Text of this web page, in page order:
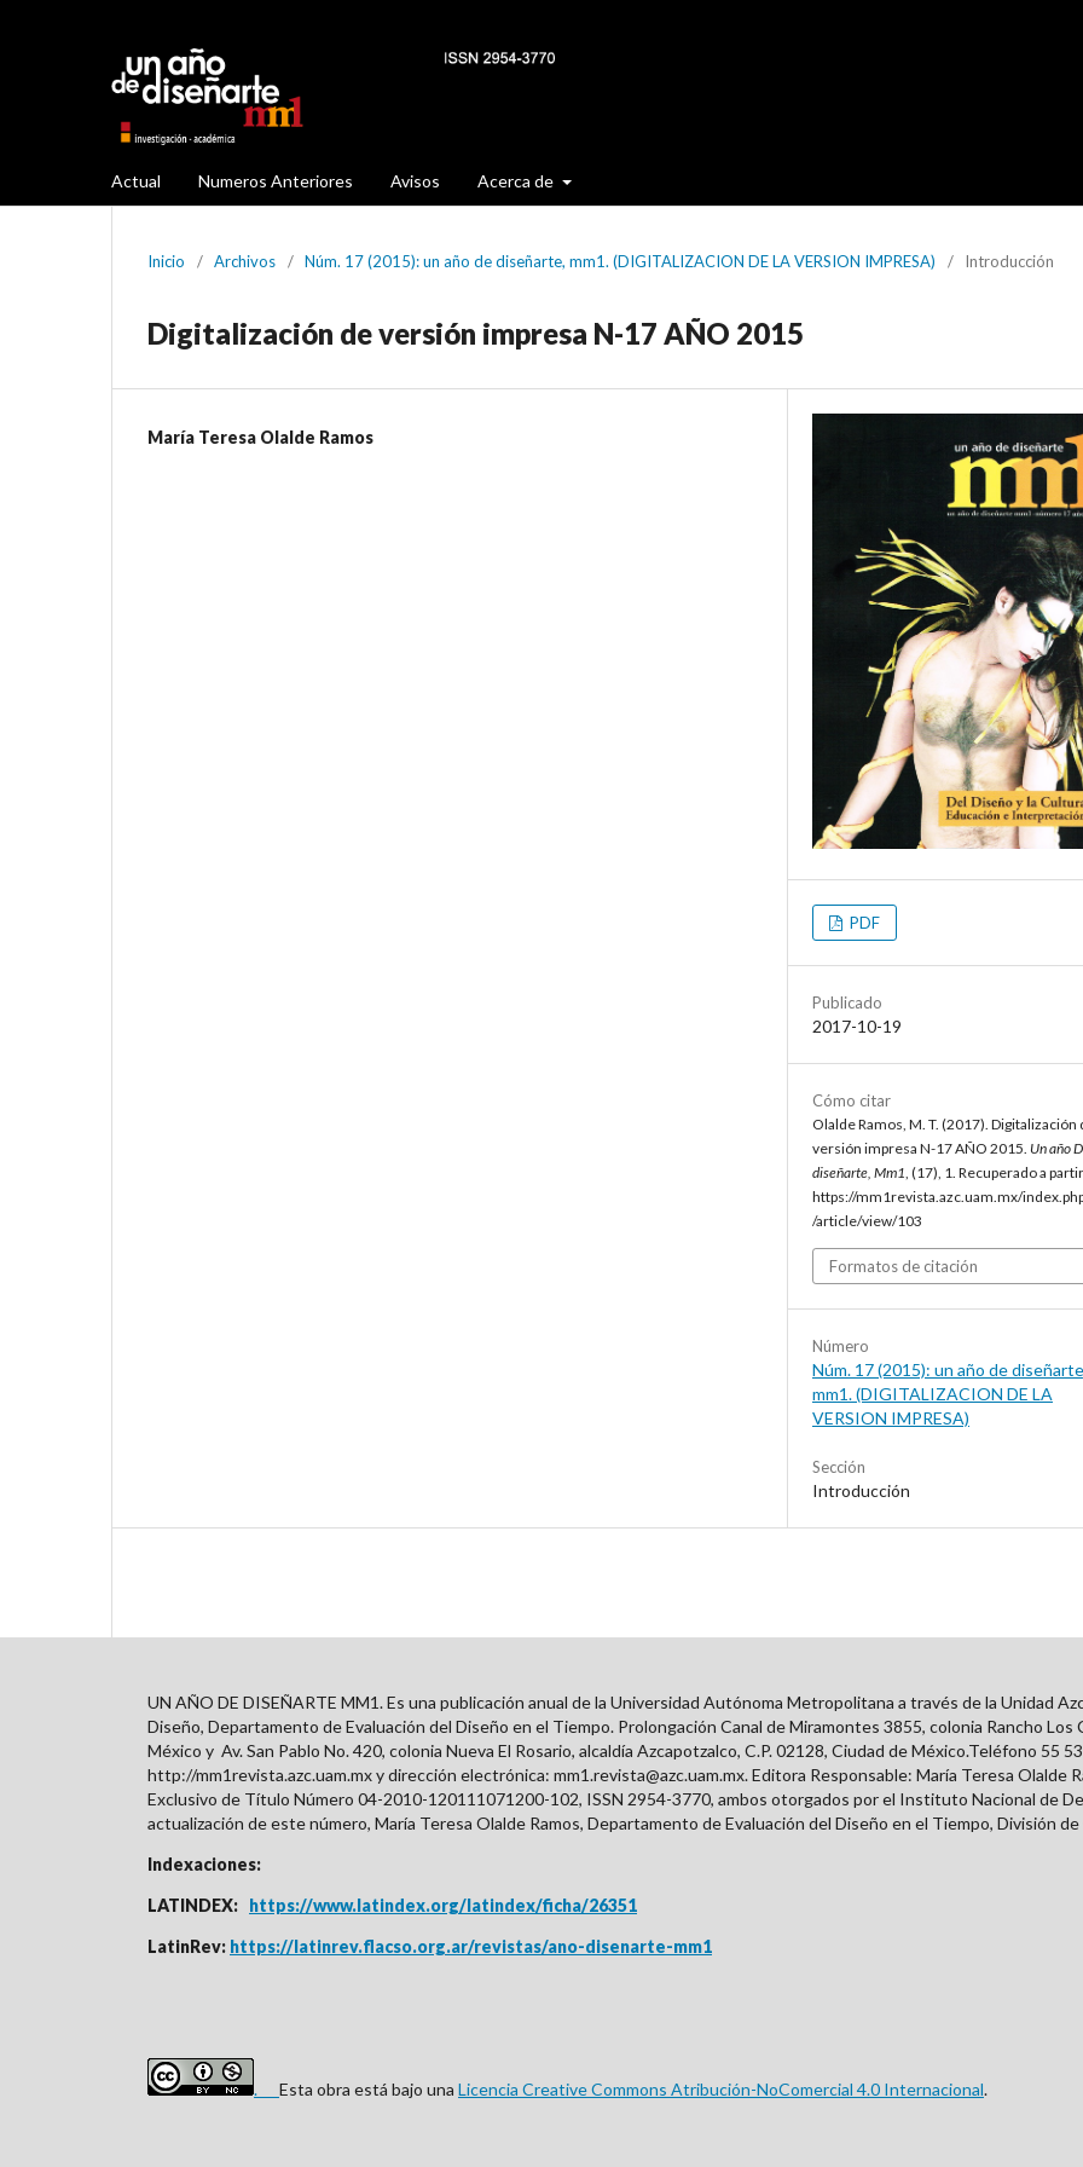
Actual Numeros Anteriores Avisos Acerca de
Inicio / Archivos / Núm. 17 (2015): un año de diseñarte, mm1. (DIGITALIZACION DE LA VERSION IMPRESA) / Introducción
Digitalización de versión impresa N-17 AÑO 2015
María Teresa Olalde Ramos
PDF
Publicado
2017-10-19
Cómo citar
Olalde Ramos, M. T. (2017). Digitalización
versión impresa N-17 AÑO 2015. Un año
diseñarte, Mm1 , (17), 1. Recuperado a
https://mm1revista.azc.uam.mx/
/article/view/103
Formatos de citación
Número
Núm. 17 (2015): un año de
mm1. (DIGITALIZACION DE LA
VERSION IMPRESA)
Sección
Introducción
UN AÑO DE DISEÑARTE MM1. Es una publicación anual de la Universidad Autónoma Metropolitana a través de la Unidad
Diseño, Departamento de Evaluación del Diseño en el Tiempo. Prolongación Canal de Miramontes 3855, colonia Rancho Los
México y Av. San Pablo No. 420, colonia Nueva El Rosario, alcaldía Azcapotzalco, C.P. 02128, Ciudad de México.Teléfono 55
http://mm1revista.azc.uam.mx y dirección electrónica: mm1.revista@azc.uam.mx. Editora Responsable: María Teresa Olalde
Exclusivo de Título Número 04-2010-120111071200-102, ISSN 2954-3770, ambos otorgados por el Instituto Nacional de
actualización de este número, María Teresa Olalde Ramos, Departamento de Evaluación del Diseño en el Tiempo, División
Indexaciones:
LATINDEX: https://www.latindex.org/latindex/ficha/26351
LatinRev: https://latinrev.flacso.org.ar/revistas/ano-disenarte-mm1
. Esta obra está bajo una Licencia Creative Commons Atribución-NoComercial 4.0 Internacional.